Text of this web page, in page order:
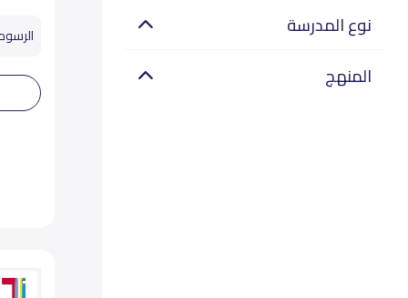
نوع المدرسة
المنهج
الرسوم